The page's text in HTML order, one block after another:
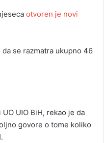
otvoren je novi
se razmatra ukupno 46
UIO BiH, rekao je da
govore o tome koliko